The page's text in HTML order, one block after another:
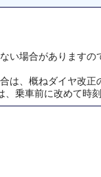
場合がありますの
は、概ねダイヤ改
乗車前に改めて時